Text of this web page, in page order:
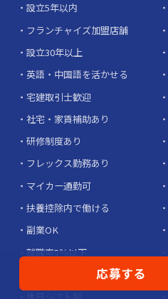
応募する
設立5年以内
フランチャイズ加盟店舗
設立30年以上
英語・中国語を活かせる
宅建取引士歓迎
社宅・家賃補助あり
研修制度あり
フレックス勤務あり
マイカー通勤可
扶養控除内で働ける
副業OK
離職率5％以下